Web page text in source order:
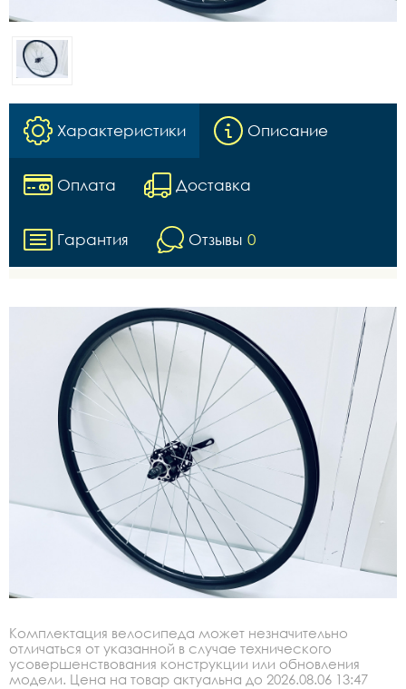
Характеристики Описание
Оплата Доставка
Гарантия Отзывы 0
Комплектация велосипеда может незначительно
отличаться от указанной в случае технического
усовершенствования конструкции или обновления
модели. Цена на товар актуальна до 2026.08.06 13:47